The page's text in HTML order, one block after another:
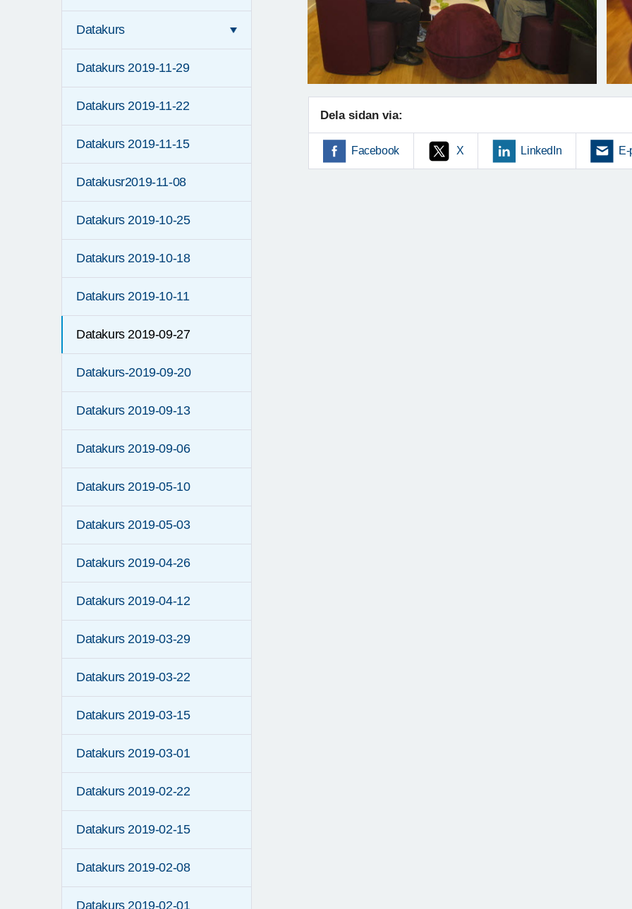
Datakurs
Datakurs 2019-11-29
Datakurs 2019-11-22
Datakurs 2019-11-15
Datakusr2019-11-08
Datakurs 2019-10-25
Datakurs 2019-10-18
Datakurs 2019-10-11
Datakurs 2019-09-27
Datakurs-2019-09-20
Datakurs 2019-09-13
Datakurs 2019-09-06
Datakurs 2019-05-10
Datakurs 2019-05-03
Datakurs 2019-04-26
Datakurs 2019-04-12
Datakurs 2019-03-29
Datakurs 2019-03-22
Datakurs 2019-03-15
Datakurs 2019-03-01
Datakurs 2019-02-22
Datakurs 2019-02-15
Datakurs 2019-02-08
Datakurs 2019-02-01
Dela sidan via:
Facebook X LinkedIn